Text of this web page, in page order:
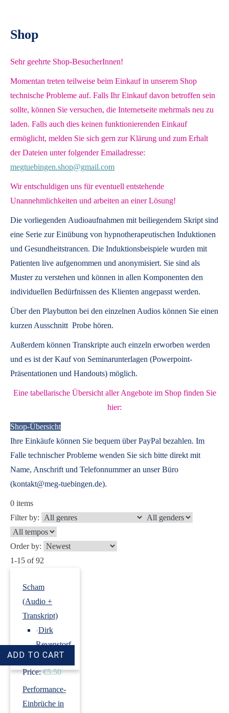
Shop
Sehr geehrte Shop-BesucherInnen!
Momentan treten teilweise beim Einkauf in unserem Shop
technische Probleme auf. Falls Ihr Einkauf davon betroffen sein
sollte, können Sie versuchen, die Internetseite mehrmals neu zu
laden. Falls auch dies keinen funktionierenden Einkauf
ermöglicht, melden Sie sich gern zur Klärung und zum Erhalt
der Dateien unter folgender Emailadresse:
megtuebingen.shop@gmail.com
Wir entschuldigen uns für eventuell entstehende
Unannehmlichkeiten und arbeiten an einer Lösung!
Die vorliegenden Audioaufnahmen mit beiliegendem Skript sind
eine Serie zur Einübung von hypnotherapeutischen Induktionen
und Gesundheitstrancen. Die Induktionsbeispiele wurden mit
Patienten live aufgenommen und anonymisiert. Sie sind als
Muster zu verstehen und können in allen Komponenten den
individuellen Bedürfnissen des Klienten angepasst werden.
Über den Playbutton bei den einzelnen Audios können Sie einen
kurzen Ausschnitt Probe hören.
Außerdem können Transkripte auch einzeln erworben werden
und es ist der Kauf von Seminarunterlagen (Powerpoint-
Präsentationen und Handouts) möglich.
Eine tabellarische Übersicht aller Angebote im Shop finden Sie
hier:
Shop-Übersicht
Ihre Einkäufe können Sie bequem über PayPal bezahlen. Im
Falle technischer Probleme wenden Sie sich bitte direkt mit
Name, Anschrift und Telefonnummer an unser Büro
(kontakt@meg-tuebingen.de).
0 items
Filter by:
Order by:
1-15 of 92
Scham
(Audio +
Transkript)
›Dirk
Revenstorf
Price: €5.50
Performance-
Einbrüche in